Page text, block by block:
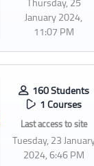
January 2024,
11:07 PM
160 Students
1 Courses
Last access to site
Tuesday, 23
2024, 6:46 PM